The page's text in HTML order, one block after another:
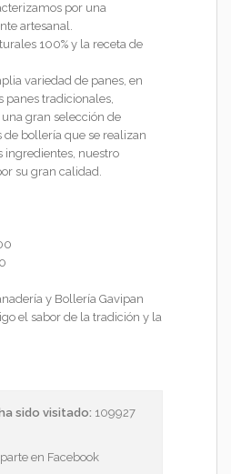
por una
artesanal.
100% y la receta de
variedad de panes, en
panes tradicionales,
gran selección de
bollería que se realizan
ingredientes, nuestro
su gran calidad.
y Bollería Gavipan
el sabor de la tradición y la
sido visitado: 109927
en Facebook